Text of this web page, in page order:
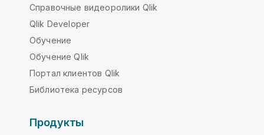
Справочные видеоролики Qlik
Qlik Developer
Обучение
Обучение Qlik
Портал клиентов Qlik
Библиотека ресурсов
Продукты